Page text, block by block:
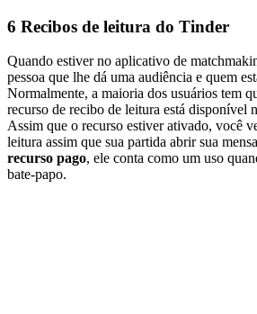
6 Recibos de leitura do Tinder
Quando estiver no aplicativo de
pessoa que lhe dá uma audiência e quem
Normalmente, a maioria dos usuários tem
recurso de recibo de leitura está disponível
Assim que o recurso estiver ativado, você
leitura assim que sua partida abrir sua
recurso pago, ele conta como um uso
bate-papo.